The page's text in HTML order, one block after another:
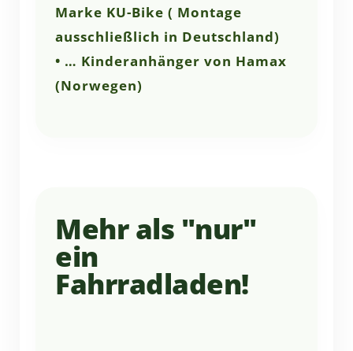
Marke KU-Bike ( Montage
ausschließlich in Deutschland)
• … Kinderanhänger von Hamax
(Norwegen)
Mehr als "nur"
ein
Fahrradladen!